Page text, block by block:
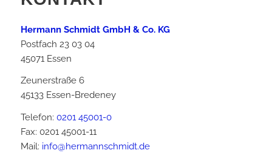
Hermann Schmidt GmbH & Co. KG
Postfach 23 03 04
45071 Essen
Zeunerstraße 6
45133 Essen-Bredeney
Telefon: 0201 45001-0
Fax: 0201 45001-11
Mail: info@hermannschmidt.de